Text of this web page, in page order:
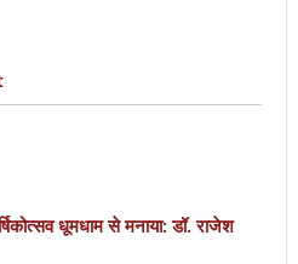
धूमधाम से मनाया: डॉ. राजेश